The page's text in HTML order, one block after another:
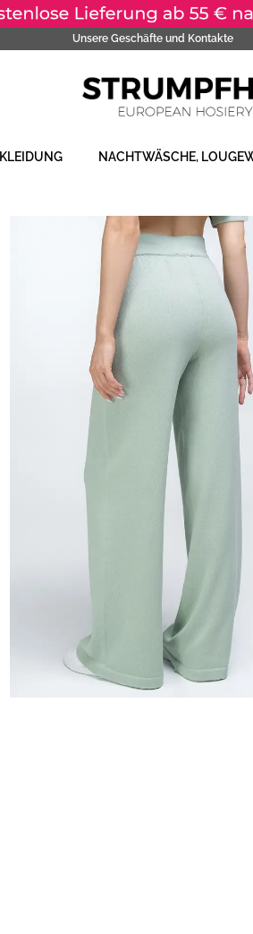
Unsere Geschäfte und Kontakte
KLEIDUNG NACHTWÄSCHE,